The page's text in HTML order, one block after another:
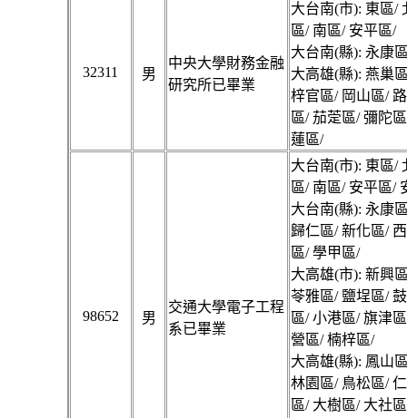
32311 男
中央大學財務金融
研究所已畢業
大台南(市): 東區/
區/ 南區/ 安平區/
大台南(縣): 永康
大高雄(縣): 燕巢
梓官區/ 岡山區/
區/ 茄萣區/ 彌陀
蓮區/
98652 男
交通大學電子工程
系已畢業
大台南(市): 東區/
區/ 南區/ 安平區/
大台南(縣): 永康
歸仁區/ 新化區/
區/ 學甲區/
大高雄(市): 新興
苓雅區/ 鹽埕區/
區/ 小港區/ 旗津
營區/ 楠梓區/
大高雄(縣): 鳳山
林園區/ 鳥松區/
區/ 大樹區/ 大社